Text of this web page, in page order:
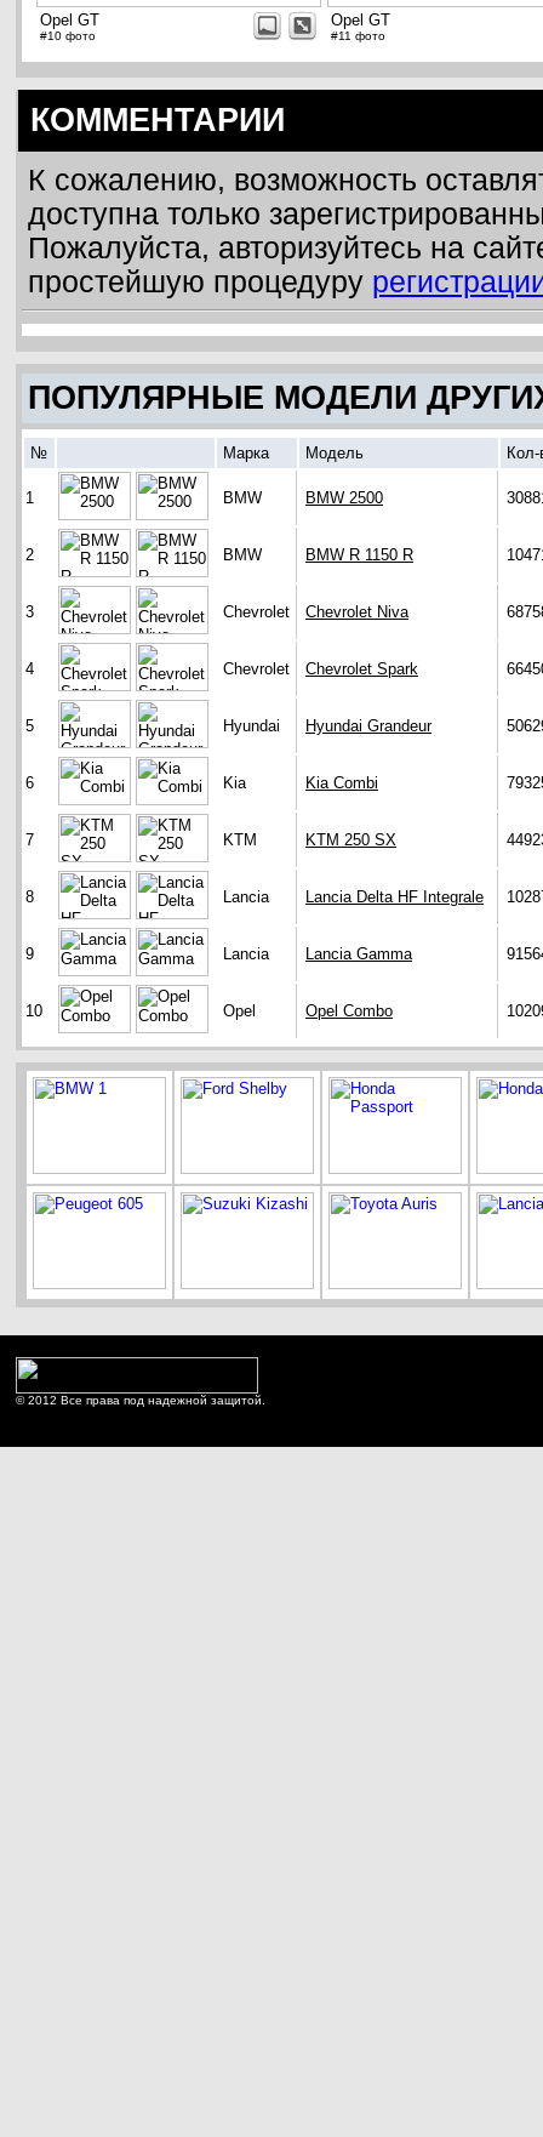
Opel GT
#10 фото
Opel GT
#11 фото
КОММЕНТАРИИ
К сожалению, возможность
доступна только
Пожалуйста, авторизуйтесь на
простейшую процедуру
ПОПУЛЯРНЫЕ МОДЕЛИ
№ Марка Модель
1 BMW BMW 2500
2 BMW BMW R 1150 R
3 Chevrolet Chevrolet Niva
4 Chevrolet Chevrolet Spark
5 Hyundai Hyundai Grandeur
6 Kia Kia Combi
7 KTM KTM 250 SX
8 Lancia Lancia Delta HF Integrale
9 Lancia Lancia Gamma
10 Opel Opel Combo
© 2012 Все права под надежной защитой.